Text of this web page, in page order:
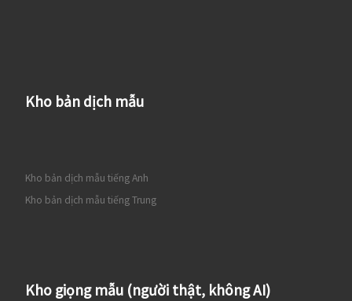
Kho bản dịch mẫu
Kho bản dịch mẫu tiếng Anh
Kho bản dịch mẫu tiếng Trung
Kho giọng mẫu (người thật, không AI)